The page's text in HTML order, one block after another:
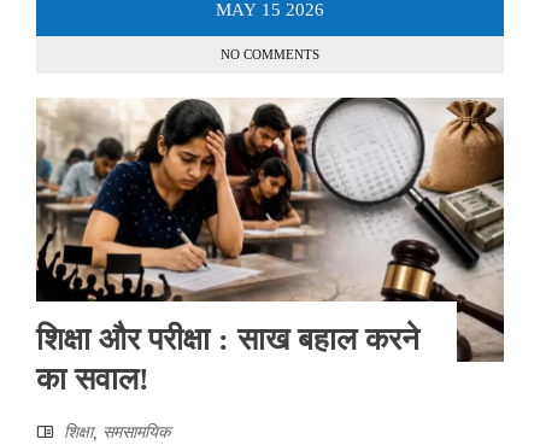
MAY 15 2026
NO COMMENTS
शिक्षा और परीक्षा : साख बहाल करने
का सवाल!
शिक्षा, समसामयिक